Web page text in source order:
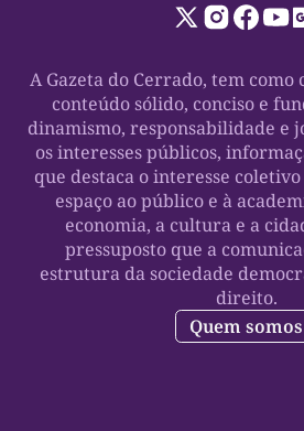
A Gazeta do Cerrado, tem
conteúdo sólido, conciso e
dinamismo, responsabilidade e
os interesses públicos,
que destaca o interesse
espaço ao público e à
economia, a cultura e a
pressuposto que a
estrutura da sociedade
direito.
Quem somos